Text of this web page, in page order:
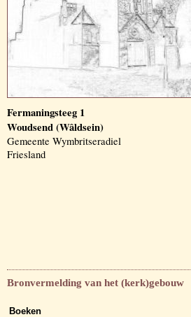
Fermaningsteeg 1
Woudsend (Wâldsein)
Gemeente Wymbritseradiel
Friesland
Bronvermelding van het (kerk)gebouw
Boeken